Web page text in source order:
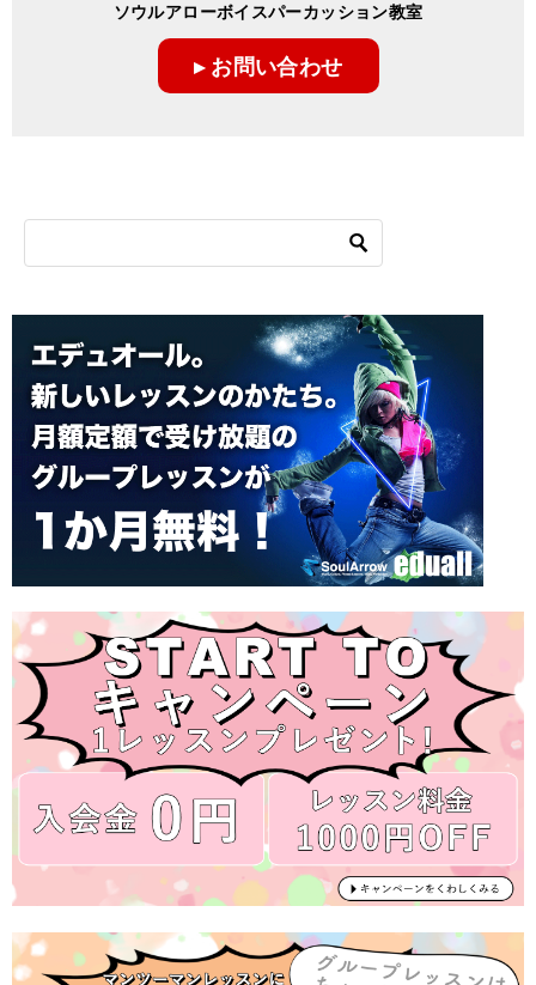
ソウルアローボイスパーカッション教室
▸ お問い合わせ